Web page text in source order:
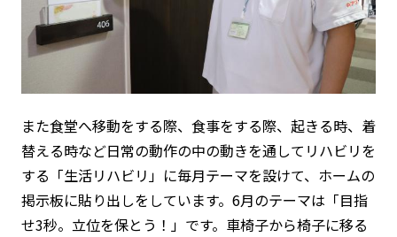
また食堂へ移動をする際、食事をする際、起きる時、着
替える時など日常の動作の中の動きを通してリハビリを
する「生活リハビリ」に毎月テーマを設けて、ホームの
掲示板に貼り出しをしています。6月のテーマは「目指
せ3秒。立位を保とう！」です。車椅子から椅子に移る